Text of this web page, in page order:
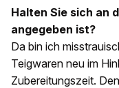
Halten Sie sich an
angegeben ist?
Da bin ich
Teigwaren neu im
Zubereitungszeit.